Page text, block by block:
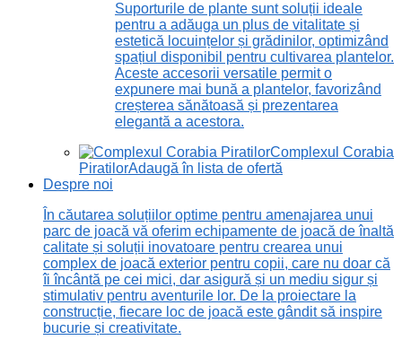
Suporturile de plante sunt soluții ideale
pentru a adăuga un plus de vitalitate și
estetică locuințelor și grădinilor, optimizând
spațiul disponibil pentru cultivarea plantelor.
Aceste accesorii versatile permit o
expunere mai bună a plantelor, favorizând
creșterea sănătoasă și prezentarea
elegantă a acestora.
Complexul Corabia
PiratilorAdaugă în lista de ofertă
Despre noi
În căutarea soluțiilor optime pentru amenajarea unui
parc de joacă vă oferim echipamente de joacă de înaltă
calitate și soluții inovatoare pentru crearea unui
complex de joacă exterior pentru copii, care nu doar că
îi încântă pe cei mici, dar asigură și un mediu sigur și
stimulativ pentru aventurile lor. De la proiectare la
construcție, fiecare loc de joacă este gândit să inspire
bucurie și creativitate.